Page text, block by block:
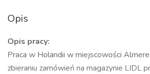
Opis
Opis pracy:
Praca w Holandii w miejscowości
zbieraniu zamówień na magazynie LIDL